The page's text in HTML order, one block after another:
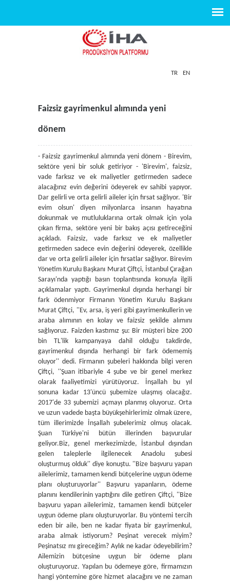
TR EN
Faizsiz gayrimenkul alımında yeni
dönem
- Faizsiz gayrimenkul alımında yeni dönem - Birevim,
sektöre yeni bir soluk getiriyor - 'Birevim', faizsiz,
vade farksız ve ek maliyetler getirmeden sadece
alacağınız evin değerini ödeyerek ev sahibi yapıyor.
Dar gelirli ve orta gelirli aileler için fırsat sağlıyor. 'Bir
evim olsun' diyen milyonlarca insanın hayatına
dokunmak ve mutluluklarına ortak olmak için yola
çıkan firma, sektöre yeni bir bakış açısı getireceğini
açıkladı. Faizsiz, vade farksız ve ek maliyetler
getirmeden sadece evin değerini ödeyerek, özellikle
dar ve orta gelirli aileler için fırsatlar sağlıyor. Birevim
Yönetim Kurulu Başkanı Murat Çiftçi, İstanbul Çırağan
Sarayı'nda yaptığı basın toplantısında konuyla ilgili
açıklamalar yaptı. Gayrimenkul dışında herhangi bir
fark ödenmiyor Firmanın Yönetim Kurulu Başkanı
Murat Çiftçi, ''Ev, arsa, iş yeri gibi gayrimenkullerin ve
araba alımının en kolay ve faizsiz şekilde alımını
sağlıyoruz. Faizden kastımız şu: Bir müşteri bize 200
bin TL'lik kampanyaya dahil olduğu takdirde,
gayrimenkul dışında herhangi bir fark ödememiş
oluyor'' dedi. Firmanın şubeleri hakkında bilgi veren
Çiftçi, ''Şuan itibariyle 4 şube ve bir genel merkez
olarak faaliyetimizi yürütüyoruz. İnşallah bu yıl
sonuna kadar 13'üncü şubemize ulaşmış olacağız.
2017'de 33 şubemizi açmayı planmış oluyoruz. Orta
ve uzun vadede başta büyükşehirlerimiz olmak üzere,
tüm illerimizde İnşallah şubelerimiz olmuş olacak.
Şuan Türkiye'ni bütün illerinden başvurular
geliyor.Biz, genel merkezimizde, İstanbul dışından
gelen taleplerle ilgilenecek Anadolu şubesi
oluşturmuş olduk'' diye konuştu. ''Bize başvuru yapan
ailelerimiz, tamamen kendi bütçelerine uygun ödeme
planı oluşturuyorlar'' Başvuru yapanların, ödeme
planını kendilerinin yaptığını dile getiren Çiftçi, ''Bize
başvuru yapan ailelerimiz, tamamen kendi bütçeler
uygun ödeme planı oluşturuyorlar. Bu yöntemi tercih
eden bir aile, ben ne kadar fiyata bir gayrimenkul,
araba almak istiyorum? Peşinat verecek miyim?
Peşinatsız mı gireceğim? Aylık ne kadar ödeyebilirim?
Ailemizin bütçesine uygun bir ödeme planı
oluşturuyoruz. Yapılan bu ödemeye göre, firmamızın
hangi yöntemine göre hizmet alacağını ve ne zaman